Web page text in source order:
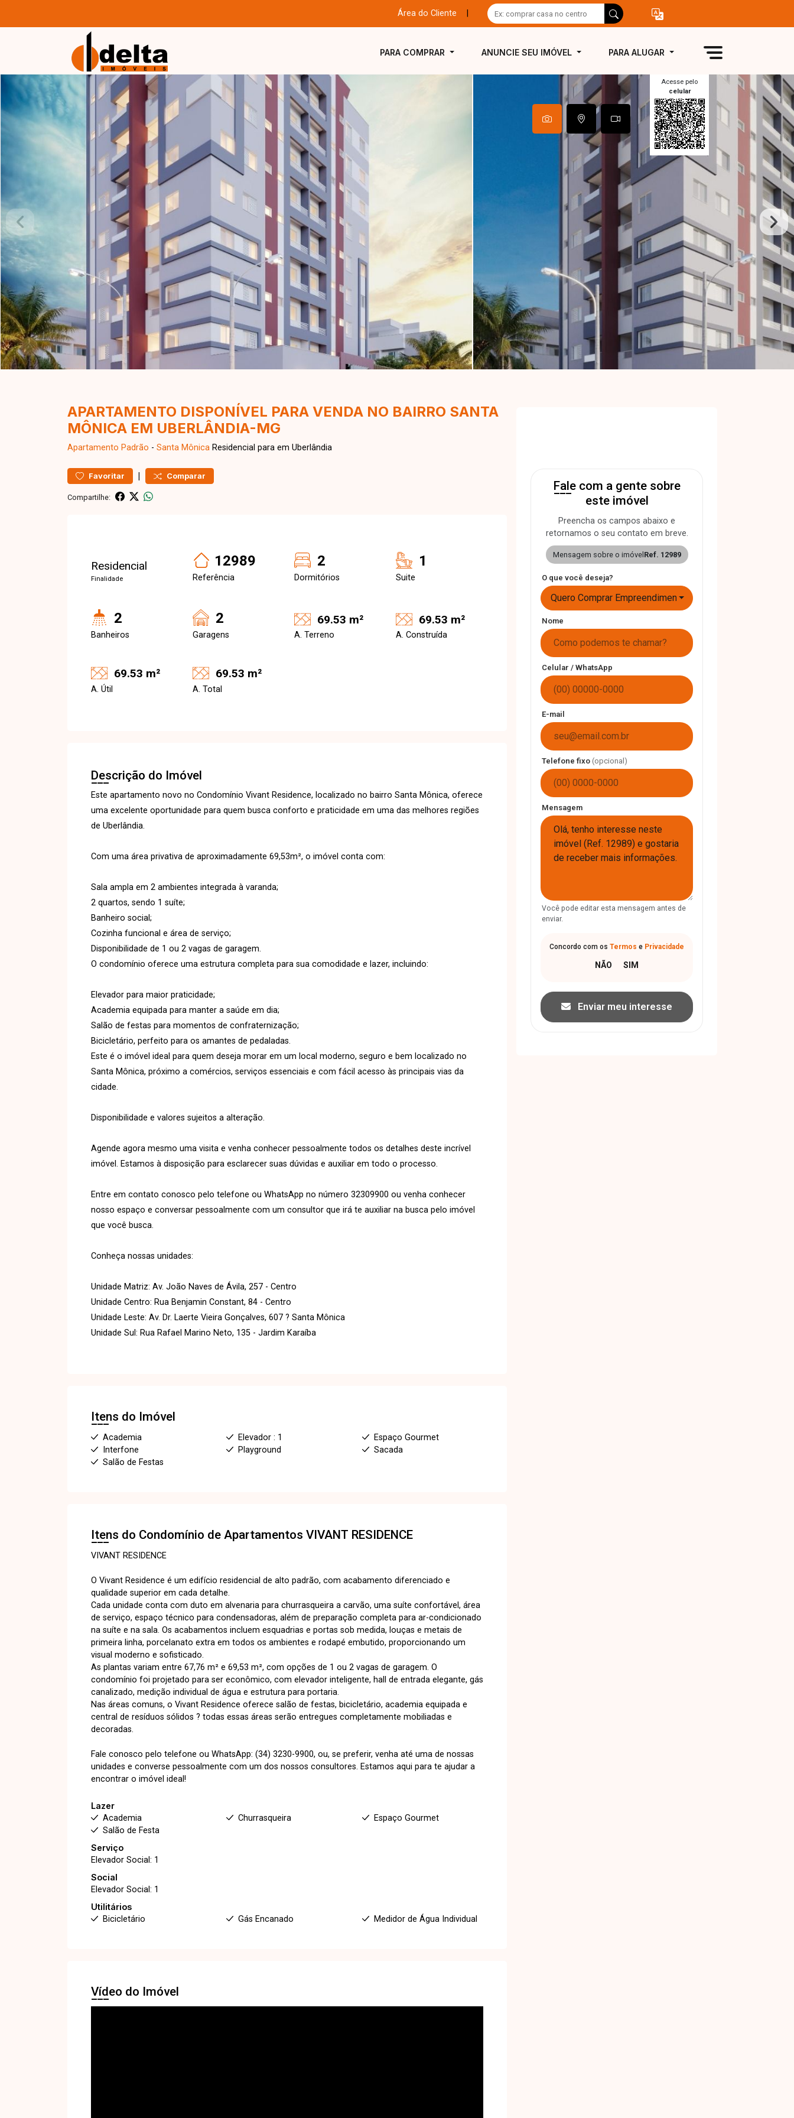
Área do Cliente
PARA COMPRAR ANUNCIE SEU IMÓVEL PARA ALUGAR
Acesse pelo
celular
APARTAMENTO DISPONÍVEL PARA VENDA NO BAIRRO SANTA
MÔNICA EM UBERLÂNDIA-MG
Apartamento Padrão - Santa Mônica Residencial para em Uberlândia
Favoritar | Comparar
Compartilhe:
Residencial
Finalidade
12989
Referência
2
Dormitórios
1
Suite
2
Banheiros
2
Garagens
69.53 m²
A. Terreno
69.53 m²
A. Construída
69.53 m²
A. Útil
69.53 m²
A. Total
Descrição do Imóvel
Este apartamento novo no Condomínio Vivant Residence, localizado no bairro Santa Mônica, oferece
uma excelente oportunidade para quem busca conforto e praticidade em uma das melhores regiões
de Uberlândia.
Com uma área privativa de aproximadamente 69,53m², o imóvel conta com:
Sala ampla em 2 ambientes integrada à varanda;
2 quartos, sendo 1 suíte;
Banheiro social;
Cozinha funcional e área de serviço;
Disponibilidade de 1 ou 2 vagas de garagem.
O condomínio oferece uma estrutura completa para sua comodidade e lazer, incluindo:
Elevador para maior praticidade;
Academia equipada para manter a saúde em dia;
Salão de festas para momentos de confraternização;
Bicicletário, perfeito para os amantes de pedaladas.
Este é o imóvel ideal para quem deseja morar em um local moderno, seguro e bem localizado no
Santa Mônica, próximo a comércios, serviços essenciais e com fácil acesso às principais vias da
cidade.
Disponibilidade e valores sujeitos a alteração.
Agende agora mesmo uma visita e venha conhecer pessoalmente todos os detalhes deste incrível
imóvel. Estamos à disposição para esclarecer suas dúvidas e auxiliar em todo o processo.
Entre em contato conosco pelo telefone ou WhatsApp no número 32309900 ou venha conhecer
nosso espaço e conversar pessoalmente com um consultor que irá te auxiliar na busca pelo imóvel
que você busca.
Conheça nossas unidades:
Unidade Matriz: Av. João Naves de Ávila, 257 - Centro
Unidade Centro: Rua Benjamin Constant, 84 - Centro
Unidade Leste: Av. Dr. Laerte Vieira Gonçalves, 607 ? Santa Mônica
Unidade Sul: Rua Rafael Marino Neto, 135 - Jardim Karaíba
Itens do Imóvel
Academia Elevador : 1
Espaço Gourmet
Interfone
Playground
Sacada
Salão de Festas
Itens do Condomínio de Apartamentos VIVANT RESIDENCE
VIVANT RESIDENCE
O Vivant Residence é um edifício residencial de alto padrão, com acabamento diferenciado e
qualidade superior em cada detalhe.
Cada unidade conta com duto em alvenaria para churrasqueira a carvão, uma suíte confortável, área
de serviço, espaço técnico para condensadoras, além de preparação completa para ar-condicionado
na suíte e na sala. Os acabamentos incluem esquadrias e portas sob medida, louças e metais de
primeira linha, porcelanato extra em todos os ambientes e rodapé embutido, proporcionando um
visual moderno e sofisticado.
As plantas variam entre 67,76 m² e 69,53 m², com opções de 1 ou 2 vagas de garagem. O
condomínio foi projetado para ser econômico, com elevador inteligente, hall de entrada elegante, gás
canalizado, medição individual de água e estrutura para portaria.
Nas áreas comuns, o Vivant Residence oferece salão de festas, bicicletário, academia equipada e
central de resíduos sólidos ? todas essas áreas serão entregues completamente mobiliadas e
decoradas.
Fale conosco pelo telefone ou WhatsApp: (34) 3230-9900, ou, se preferir, venha até uma de nossas
unidades e converse pessoalmente com um dos nossos consultores. Estamos aqui para te ajudar a
encontrar o imóvel ideal!
Lazer
Academia
Churrasqueira
Espaço Gourmet
Salão de Festa
Serviço
Elevador Social: 1
Social
Elevador Social: 1
Utilitários
Bicicletário
Gás Encanado Medidor de Água Individual
Vídeo do Imóvel
Fale com a gente sobre
este imóvel
Preencha os campos abaixo e
retornamos o seu contato em breve.
Mensagem sobre o imóvel Ref. 12989
O que você deseja?
Quero Comprar Empreendimento
Nome
Celular / WhatsApp
E-mail
Telefone fixo (opcional)
Mensagem
Você pode editar esta mensagem antes de
enviar.
Concordo com os Termos e Privacidade
Enviar meu interesse